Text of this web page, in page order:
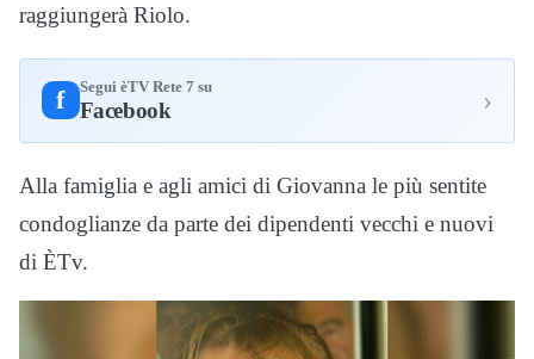
raggiungerà Riolo.
f Segui èTV Rete 7 su
Facebook ›
Alla famiglia e agli amici di Giovanna le più sentite
condoglianze da parte dei dipendenti vecchi e nuovi
di ÈTv.